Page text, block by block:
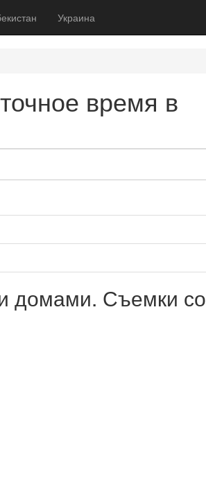
Украина
время в
домами. Съемки со